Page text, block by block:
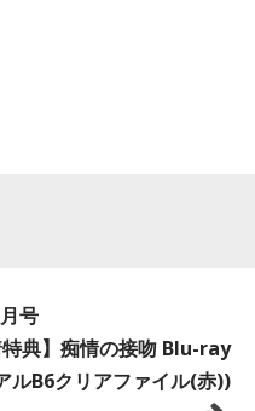
号
特典】痴情の接吻 Blu-ray
ルB6クリアファイル(赤))